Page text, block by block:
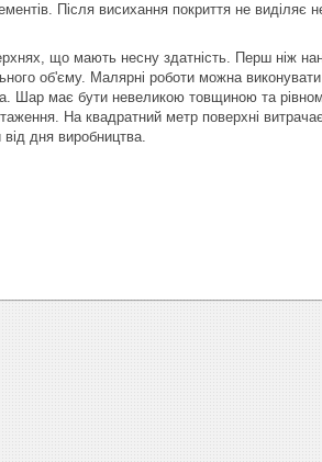
Після висихання покриття не
що мають несну здатність. Перш ніж
об'єму. Малярні роботи можна
Шар має бути невеликою товщиною та
На квадратний метр поверхні
від дня виробництва.